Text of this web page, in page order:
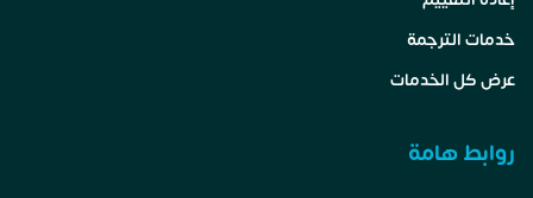
خدمات الترجمة
عرض كل الخدمات
روابط هامة